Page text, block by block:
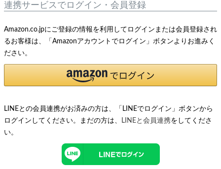
連携サービスでログイン・会員登録
Amazon.co.jpにご登録の情報を利用してログインまたは会員登録され
るお客様は、「Amazonアカウントでログイン」ボタンよりお進みく
ださい。
LINEとの会員連携がお済みの方は、「LINEでログイン」ボタンから
ログインしてください。まだの方は、
LINEと会員連携をしてくださ
い。